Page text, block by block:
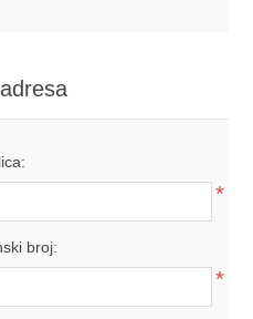
*
broj:
*